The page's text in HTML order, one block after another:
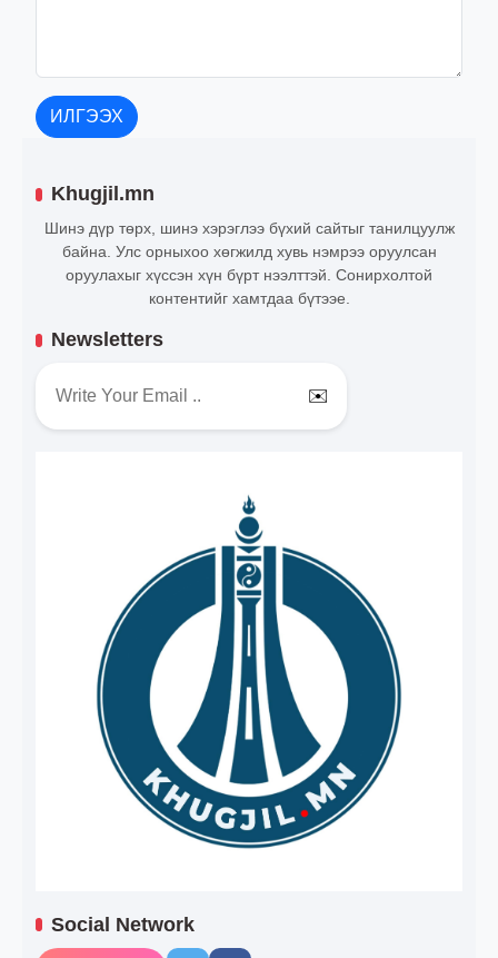
ИЛГЭЭХ
Khugjil.mn
Шинэ дүр төрх, шинэ хэрэглээ бүхий сайтыг танилцуулж
байна. Улс орныхоо хөгжилд хувь нэмрээ оруулсан
оруулахыг хүссэн хүн бүрт нээлттэй. Сонирхолтой
контентийг хамтдаа бүтээе.
Newsletters
✉️
Social Network